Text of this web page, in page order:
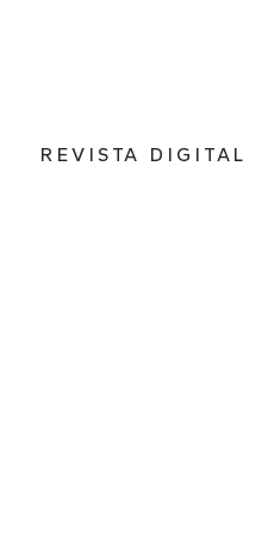
REVISTA DIGITAL